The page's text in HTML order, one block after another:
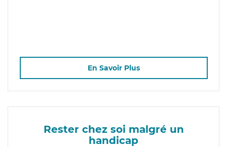
En Savoir Plus
Rester chez soi malgré un
handicap